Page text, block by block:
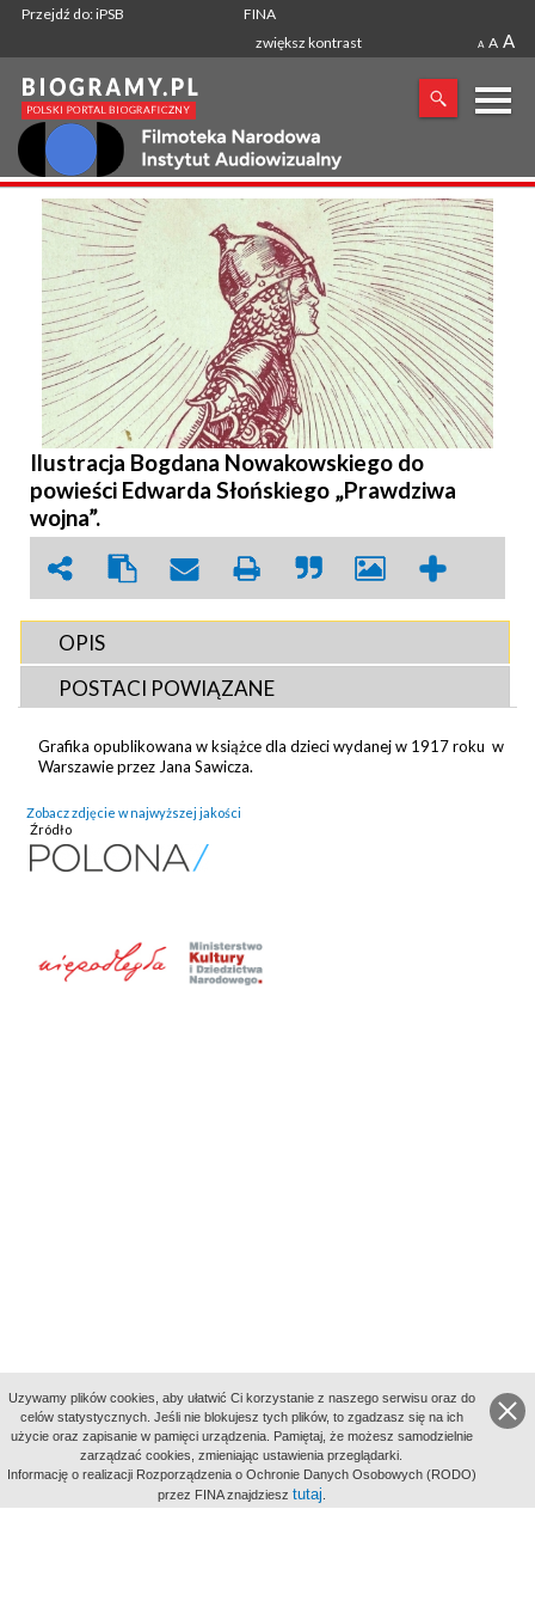
Przejdź do: iPSB
FINA
zwiększ kontrast
A A A
X
SZUKANA FRAZA
Ilustracja Bogdana Nowakowskiego do
powieści Edwarda Słońskiego „Prawdziwa
wojna”.
OPIS
POSTACI POWIĄZANE
Grafika opublikowana w książce dla dzieci wydanej w 1917 roku w
Warszawie przez Jana Sawicza.
Zobacz zdjęcie w najwyższej jakości
Źródło
aktywności
Uzywamy plików cookies, aby ułatwić Ci korzystanie z naszego serwisu oraz do
celów statystycznych. Jeśli nie blokujesz tych plików, to zgadzasz się na ich
użycie oraz zapisanie w pamięci urządzenia. Pamiętaj, że możesz samodzielnie
zarządzać cookies, zmieniając ustawienia przeglądarki.
Informację o realizacji Rozporządzenia o Ochronie Danych Osobowych (RODO)
przez FINA znajdziesz tutaj